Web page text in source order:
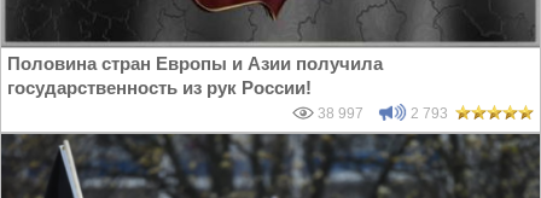
Половина стран Европы и Азии получила
государственность из рук России!
38 997 2 793